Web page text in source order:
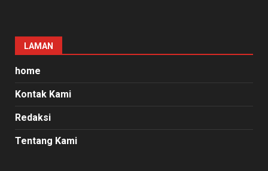
LAMAN
home
Kontak Kami
Redaksi
Tentang Kami